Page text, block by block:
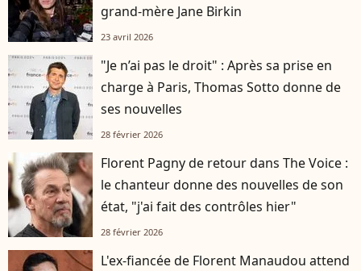
grand-mère Jane Birkin
23 avril 2026
"Je n’ai pas le droit" : Après sa prise en
charge à Paris, Thomas Sotto donne de
ses nouvelles
28 février 2026
Florent Pagny de retour dans The Voice :
le chanteur donne des nouvelles de son
état, "j'ai fait des contrôles hier"
28 février 2026
L'ex-fiancée de Florent Manaudou attend